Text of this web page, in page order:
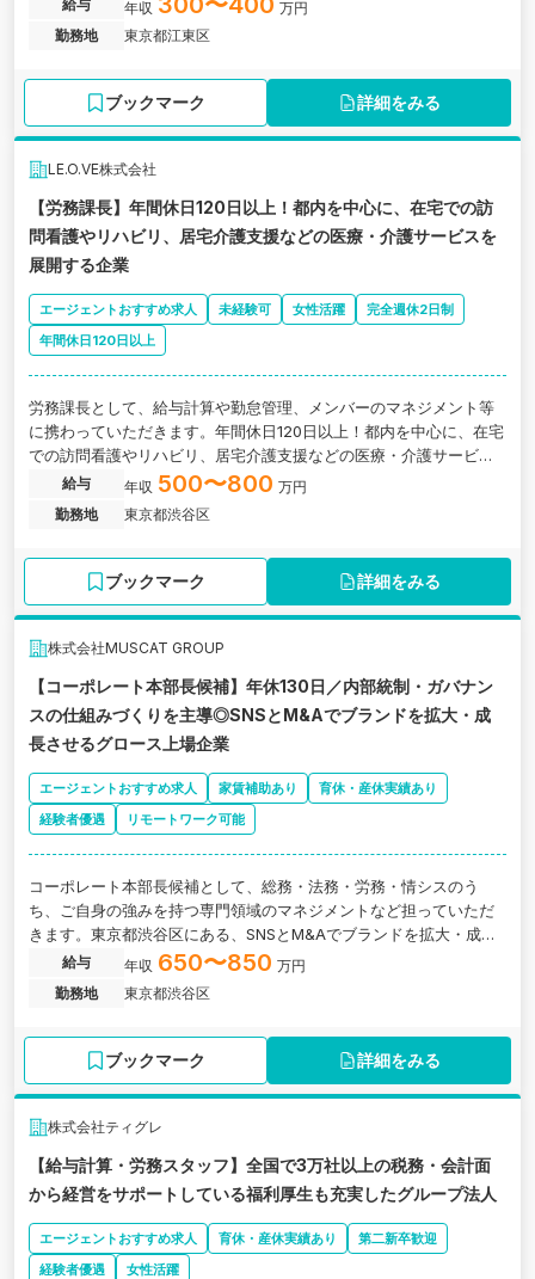
販売と全国展開を行う企業の求人です。
給与 年収
万円
勤務地
東京都江東区
ブックマーク 詳細をみる
LE.O.VE株式会社
【労務課長】年間休日120日以上！都内を中心に、在宅での訪
問看護やリハビリ、居宅介護支援などの医療・介護サービスを
展開する企業
エージェントおすすめ求人 未経験可 女性活躍
完全週休2日制
年間休日120日以上
労務課長として、給与計算や勤怠管理、メンバーのマネジメント等
に携わっていただきます。年間休日120日以上！都内を中心に、在宅
での訪問看護やリハビリ、居宅介護支援などの医療・介護サービス
を展開する企業の求人です。
給与 年収 500〜800 万円
勤務地
東京都渋谷区
ブックマーク 詳細をみる
株式会社MUSCAT GROUP
【コーポレート本部長候補】年休130日／内部統制・ガバナン
スの仕組みづくりを主導◎SNSとM&Aでブランドを拡大・成
長させるグロース上場企業
エージェントおすすめ求人 家賃補助あり
育休・産休実績あり
経験者優遇
リモートワーク可能
コーポレート本部長候補として、総務・法務・労務・情シスのう
ち、ご自身の強みを持つ専門領域のマネジメントなど担っていただ
きます。東京都渋谷区にある、SNSとM&Aでブランドを拡大・成長
させるグロース上場企業の求人です。
給与 年収 650〜850 万円
勤務地
東京都渋谷区
ブックマーク 詳細をみる
株式会社ティグレ
【給与計算・労務スタッフ】全国で3万社以上の税務・会計面
から経営をサポートしている福利厚生も充実したグループ法人
エージェントおすすめ求人 育休・産休実績あり
第二新卒歓迎
経験者優遇
女性活躍